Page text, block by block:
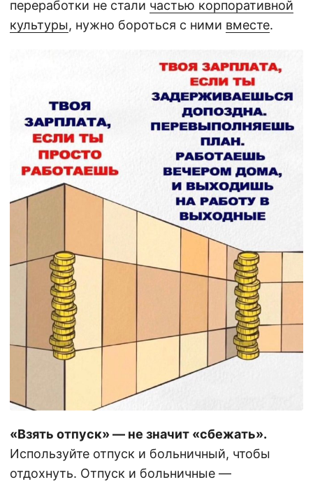
переработки не стали частью корпоративной
культуры, нужно бороться с ними вместе.
«Взять отпуск» — не значит «сбежать».
Используйте отпуск и больничный, чтобы
отдохнуть. Отпуск и больничные —